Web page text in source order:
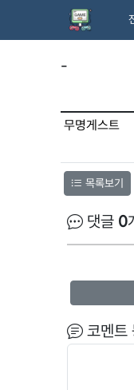
-
무명게스트
목록보기
댓글 0
코멘트